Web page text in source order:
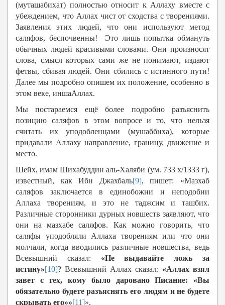
(муташабихат) полностью относит к Аллаху вместе с
убеждением, что Аллах чист от сходства с творениями.
Заявления этих людей, что они используют метод
саляфов, беспочвенны! Это лишь попытка обмануть
обычных людей красивыми словами. Они произносят
слова, смысл которых сами же не понимают, издают
фетвы, сбивая людей. Они сбились с истинного пути!
Далее мы подробно опишем их положение, особенно в
этом веке, иншаАллах.
Мы постараемся ещё более подробно разъяснить
позицию саляфов в этом вопросе и то, что нельзя
считать их уподобленцами (мушаббиха), которые
придавали Аллаху направление, границу, движение и
место.
Шейх, имам Шихабуддин аль-Халяби (ум. 733 х/1333 г),
известный, как Ибн Джахбаль[9], пишет: «Мазхаб
саляфов заключается в единобожии и неподобии
Аллаха творениям, и это не таджсим и ташбих.
Различные сторонники дурных новшеств заявляют, что
они на мазхабе саляфов. Как можно говорить, что
саляфы уподобляли Аллаха творениям или что они
молчали, когда вводились различные новшества, ведь
Всевышний сказал: «Не выдавайте ложь за
истину»[10]? Всевышний Аллах сказал: «Аллах взял
завет с тех, кому было даровано Писание: «Вы
обязательно будете разъяснять его людям и не будете
скрывать его»»[11]».